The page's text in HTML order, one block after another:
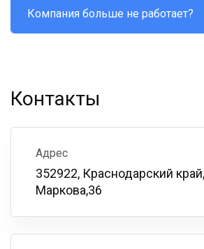
Компания больше не работает?
Контакты
Адрес
352922, Краснодарский
Маркова,36